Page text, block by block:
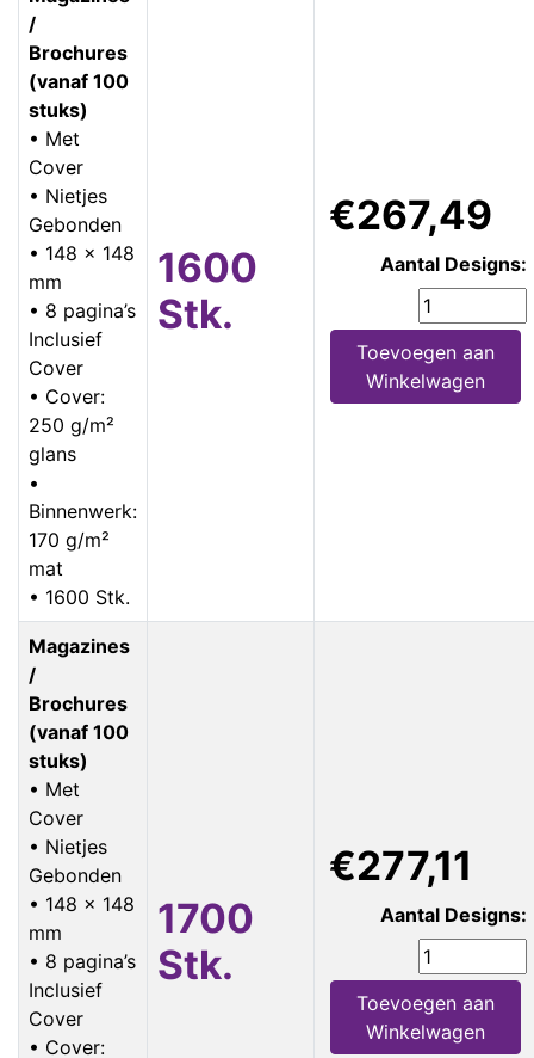
/
Brochures
(vanaf 100
stuks)
• Met
Cover
• Nietjes
Gebonden
• 148 x 148
mm
• 8 pagina’s
Inclusief
Cover
• Cover:
250 g/m²
glans
•
Binnenwerk:
170 g/m²
mat
• 1600 Stk.
1600
Stk.
€267,49
Aantal Designs:
Toevoegen aan
Winkelwagen
Magazines
/
Brochures
(vanaf 100
stuks)
• Met
Cover
• Nietjes
Gebonden
• 148 x 148
mm
• 8 pagina’s
Inclusief
Cover
• Cover:
1700
Stk.
€277,11
Aantal Designs:
Toevoegen aan
Winkelwagen